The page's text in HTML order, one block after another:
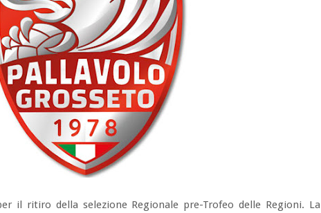
il ritiro della selezione Regionale pre-Trofeo delle Regioni. La